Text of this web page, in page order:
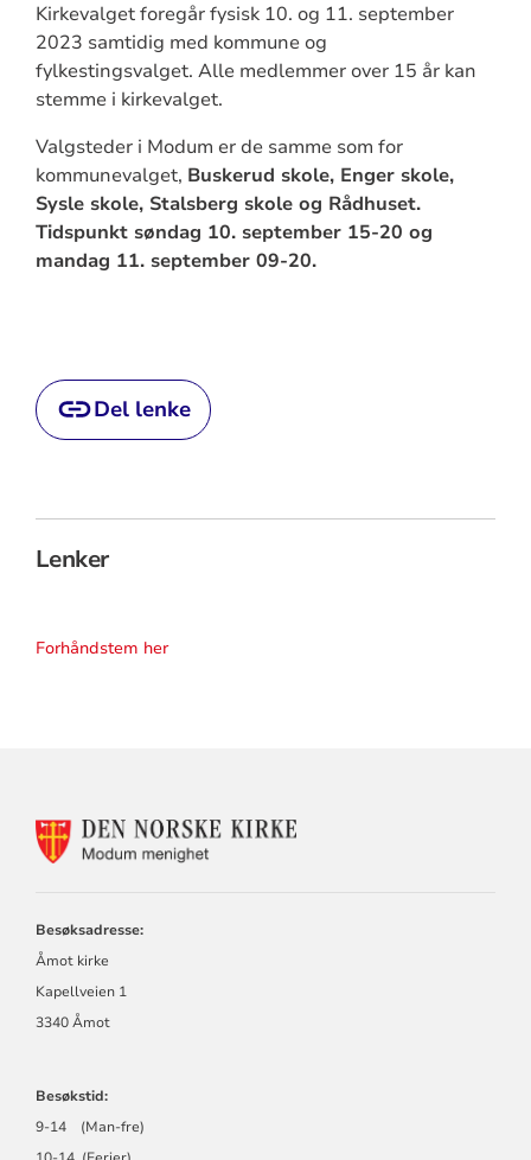
Kirkevalget foregår fysisk 10. og 11. september
2023 samtidig med kommune og
fylkestingsvalget. Alle medlemmer over 15 år kan
stemme i kirkevalget.
Valgsteder i Modum er de samme som for
kommunevalget, Buskerud skole, Enger skole,
Sysle skole, Stalsberg skole og Rådhuset.
Tidspunkt søndag 10. september 15-20 og
mandag 11. september 09-20.
Del lenke
Lenker
Forhåndstem her
KONTAKTINFORMASJON
Besøksadresse:
Åmot kirke
Kapellveien 1
3340 Åmot
Besøkstid:
9-14 (Man-fre)